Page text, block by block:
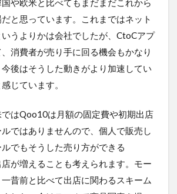
と思っています。これまではネット
うよりかは会社でしたが、CtoCアプ
消費者が売り手に回る機会もかなり
後はそうした動きがより加速してい
じています。
はQoo10は月額の固定費や初期出店
ではありませんので、個人で販売し
でもそうした売り方ができる
が増えることも考えられます。モー
昔前と比べて出店に関わるスキーム